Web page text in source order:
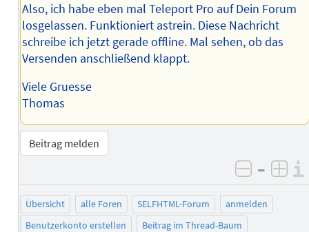
Also, ich habe eben mal Teleport Pro auf Dein Forum
losgelassen. Funktioniert astrein. Diese Nachricht
schreibe ich jetzt gerade offline. Mal sehen, ob das
Versenden anschließend klappt.
Viele Gruesse
Thomas
Beitrag melden
negativ
–
Übersicht alle Foren SELFHTML-Forum
anmelden
Benutzerkonto erstellen
Beitrag im Thread-Baum